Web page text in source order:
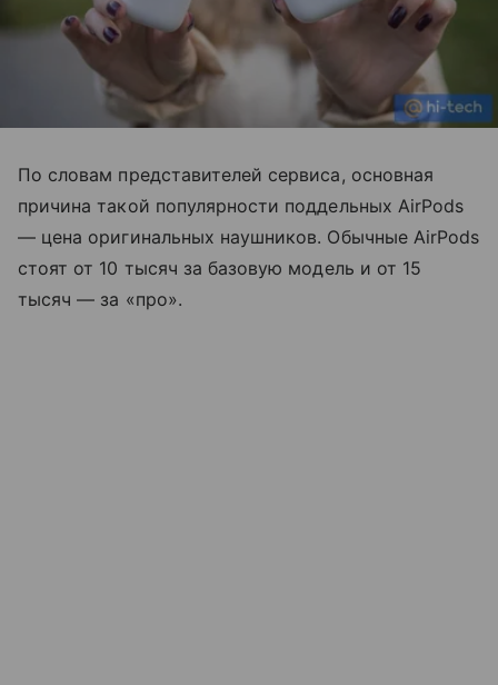
По словам представителей сервиса, основная
причина такой популярности поддельных AirPods
— цена оригинальных наушников. Обычные AirPods
стоят от 10 тысяч за базовую модель и от 15
тысяч — за «про».